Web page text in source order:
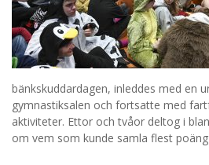
bänkskuddardagen, inleddes med en
gymnastiksalen och fortsatte med
aktiviteter. Ettor och tvåor deltog i
om vem som kunde samla flest